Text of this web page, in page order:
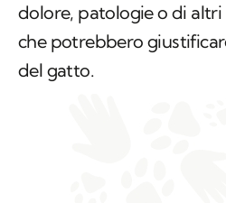
dolore, patologie o di
che potrebbero
del gatto.